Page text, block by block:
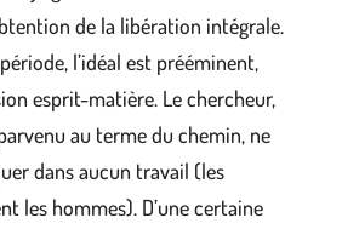
de la libération intégrale.
l’idéal est prééminent,
esprit-matière. Le chercheur,
au terme du chemin, ne
dans aucun travail (les
les hommes). D’une certaine